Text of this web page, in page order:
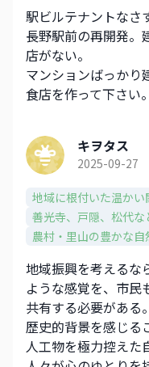
駅ビルテナントなさ
長野駅前の再開発。
店がない。
マンションばっかり
食店を作って下さい。
キヲタス
2025-09-27
地域に根付いた温かい
善光寺、戸隠、松代
農村・里山の豊かな自
地域振興を考えるな
ような感覚を、市民
共有する必要がある。
歴史的背景を感じる
人工物を極力控えた